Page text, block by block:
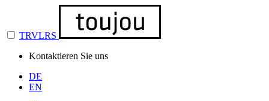
TRVLRS
Kontaktieren Sie uns
DE
EN